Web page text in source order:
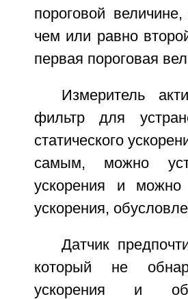
пороговой
чем или равно
первая пороговая
Измеритель
фильтр для
статического
самым, можно
ускорения и можно
ускорения,
Датчик
который не
ускорения и